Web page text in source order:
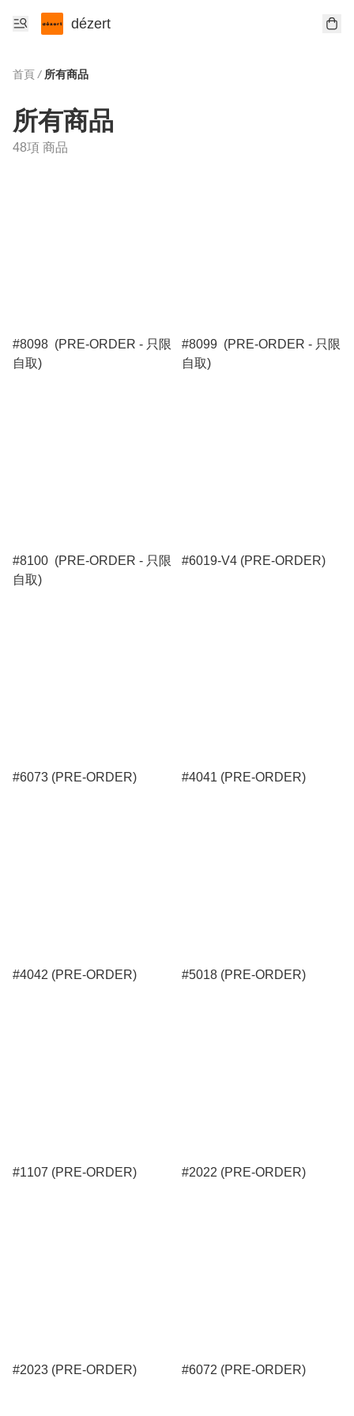
dézert
首頁 / 所有商品
所有商品
48項 商品
#8098 (PRE-ORDER - 只限
自取)
#8099 (PRE-ORDER - 只限
自取)
#8100 (PRE-ORDER - 只限
自取)
#6019-V4 (PRE-ORDER)
#6073 (PRE-ORDER) #4041 (PRE-ORDER)
#4042 (PRE-ORDER) #5018 (PRE-ORDER)
#1107 (PRE-ORDER) #2022 (PRE-ORDER)
#2023 (PRE-ORDER) #6072 (PRE-ORDER)